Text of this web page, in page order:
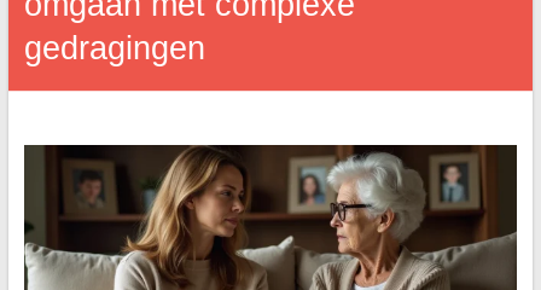
gedragingen